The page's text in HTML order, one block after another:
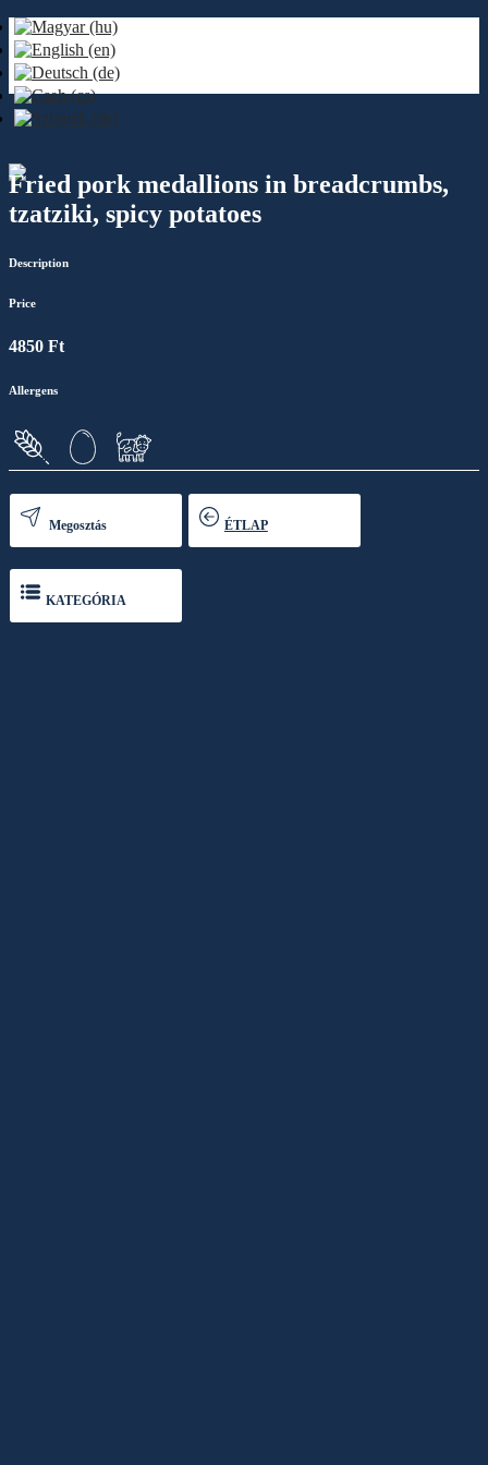
Fried pork medallions in breadcrumbs,
tzatziki, spicy potatoes
Description
Price
4850 Ft
Allergens
Megosztás ÉTLAP
KATEGÓRIA